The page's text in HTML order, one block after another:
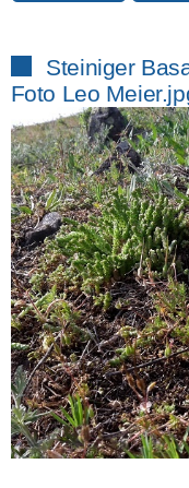
Steiniger
Foto Leo